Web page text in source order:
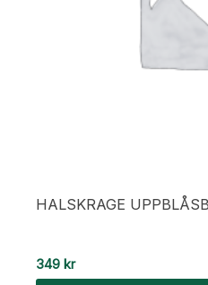
HALSKRAGE
349 kr